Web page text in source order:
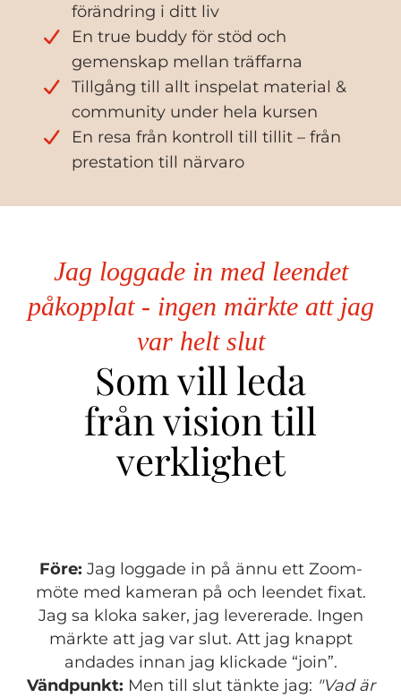
förändring i ditt liv
En true buddy för stöd och
gemenskap mellan träffarna
Tillgång till allt inspelat material &
community under hela kursen
En resa från kontroll till tillit – från
prestation till närvaro
Jag loggade in med leendet
påkopplat - ingen märkte att jag
var helt slut
Som vill leda
från vision till
verklighet
Före: Jag loggade in på ännu ett Zoom-
möte med kameran på och leendet fixat.
Jag sa kloka saker, jag levererade. Ingen
märkte att jag var slut. Att jag knappt
andades innan jag klickade “join”.
Vändpunkt: Men till slut tänkte jag: "Vad är